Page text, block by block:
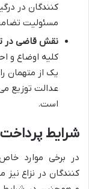
کنندگان در
مسئولیت
نقش قاضی در
کلیه اوضاع و
یک از متهمان
عدالت توزیع
است.
شرایط
در برخی موارد
کنندگان در نزاع